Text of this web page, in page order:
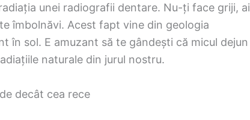
unei radiografii dentare. Nu-ți face griji, ai
îmbolnăvi. Acest fapt vine din geologia
în sol. E amuzant să te gândești că micul dejun
naturale din jurul nostru.
decât cea rece